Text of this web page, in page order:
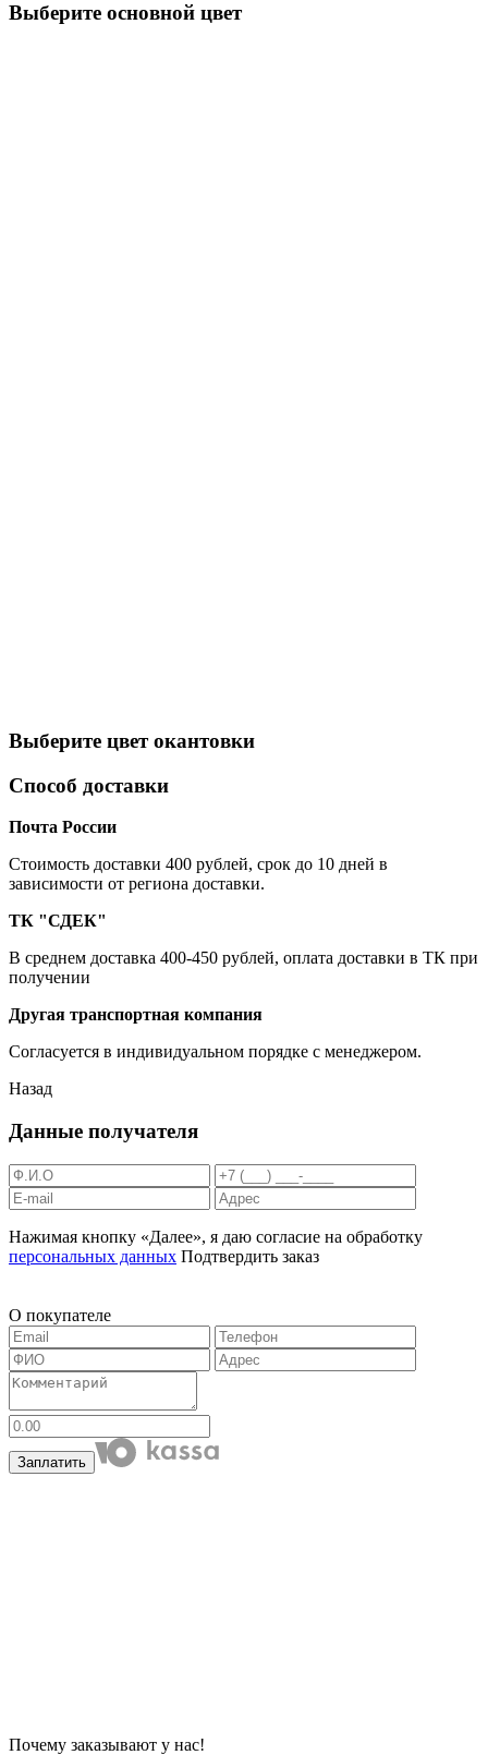
Выберите oсновной цвет
Выберите цвет окантовки
Способ доставки
Почта России
Cтоимость доставки 400 рублей, срок до 10 дней в
зависимости от региона доставки.
ТК "СДЕК"
В среднем доставка 400-450 рублей, оплата доставки в ТК при
получении
Другая транспортная компания
Согласуется в индивидуальном порядке с менеджером.
Назад
Данные получателя
Нажимая кнопку «Далее», я даю согласие на обработку
персональных данных Подтвердить заказ
О покупателе
Заплатить
Почему заказывают у нас!